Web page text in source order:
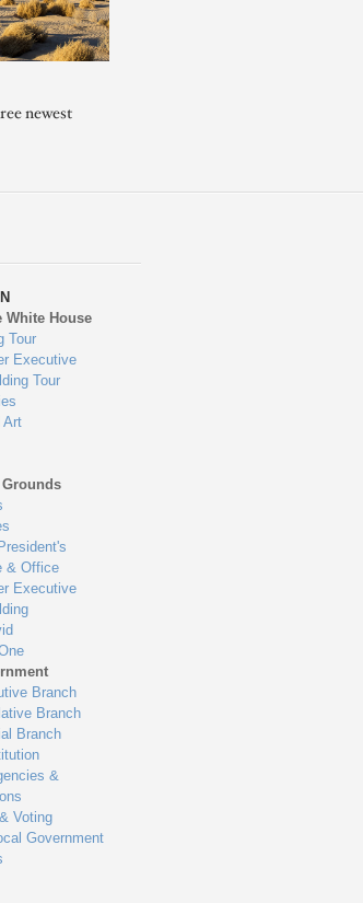
newest
White House
Tour
Executive
Tour
Art
& Office
Executive
Branch
Branch
Branch
&
Voting
Government